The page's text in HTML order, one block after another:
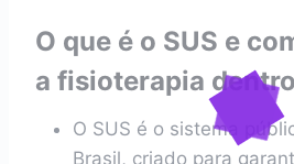
O que é o SUS e
a fisioterapia
O SUS é o sistema
Brasil, criado para